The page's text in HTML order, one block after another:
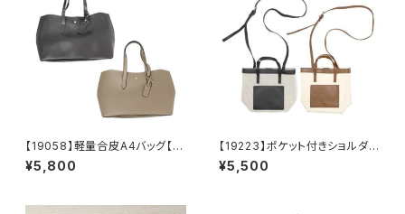
【19058】軽量合皮A4バッグ【送
料無料】PUバッグ トートバッ
グ 無地 シンプル 肩掛けバ
¥5,800
【19223】ポケット付きショルダ
ーバッグ【送料無料】ハンドバッ
グ 無地バッグ PUバッグ 綿
¥5,500